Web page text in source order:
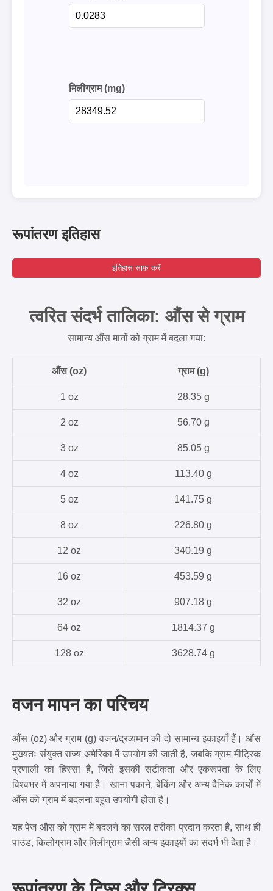
मिलीग्राम (mg)
रूपांतरण इतिहास
इतिहास साफ़ करें
त्वरित संदर्भ तालिका: औंस से ग्राम
सामान्य औंस मानों को ग्राम में बदला गया:
औंस (oz) ग्राम (g)
1 oz 28.35 g
2 oz 56.70 g
3 oz 85.05 g
4 oz 113.40 g
5 oz 141.75 g
8 oz 226.80 g
12 oz 340.19 g
16 oz 453.59 g
32 oz 907.18 g
64 oz 1814.37 g
128 oz 3628.74 g
वजन मापन का परिचय
औंस (oz) और ग्राम (g) वजन/द्रव्यमान की दो सामान्य इकाइयाँ हैं। औंस
मुख्यतः संयुक्त राज्य अमेरिका में उपयोग की जाती है, जबकि ग्राम मीट्रिक
प्रणाली का हिस्सा है, जिसे इसकी सटीकता और एकरूपता के लिए
विश्वभर में अपनाया गया है। खाना पकाने, बेकिंग और अन्य दैनिक कार्यों में
औंस को ग्राम में बदलना बहुत उपयोगी होता है।
यह पेज औंस को ग्राम में बदलने का सरल तरीका प्रदान करता है, साथ ही
पाउंड, किलोग्राम और मिलीग्राम जैसी अन्य इकाइयों का संदर्भ भी देता है।